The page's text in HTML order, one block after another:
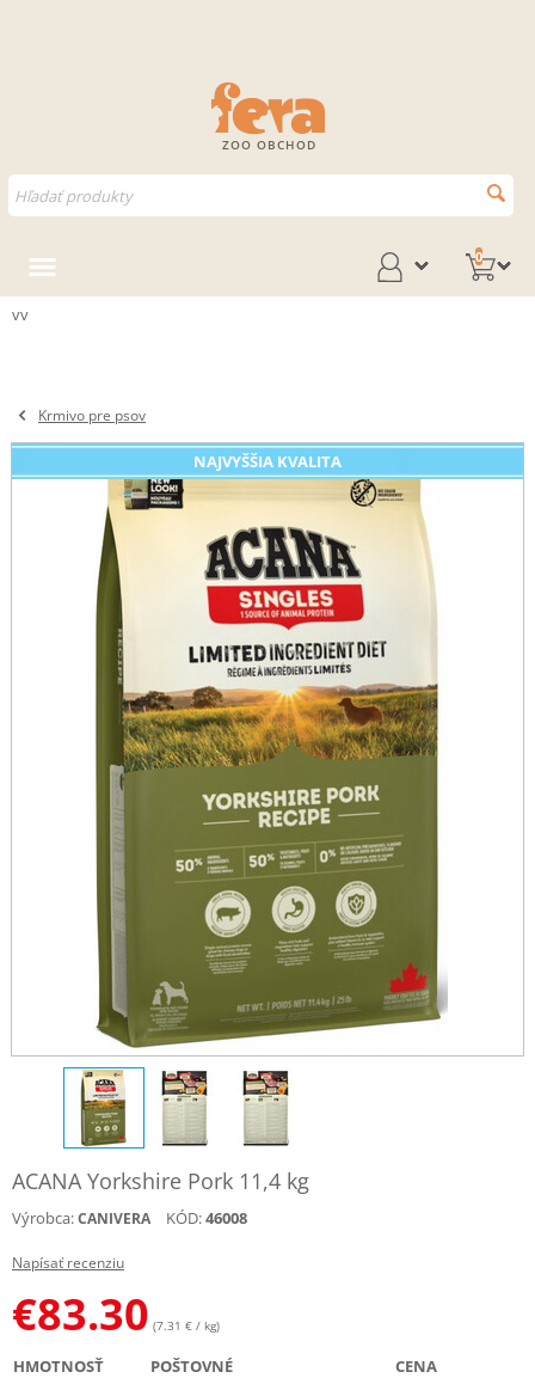
ZOO OBCHOD
0
vv
Krmivo pre psov
NAJVYŠŠIA KVALITA
ACANA Yorkshire Pork 11,4 kg
Výrobca:CANIVERA KÓD:46008
Napísať recenziu
€83.30 (7.31 € / kg)
HMOTNOSŤ POŠTOVNÉ CENA